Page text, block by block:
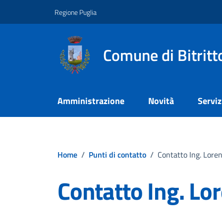
Regione Puglia
Comune di
Amministrazione Novità
Home / Punti di contatto / Contatto Ing.
Contatto Ing.